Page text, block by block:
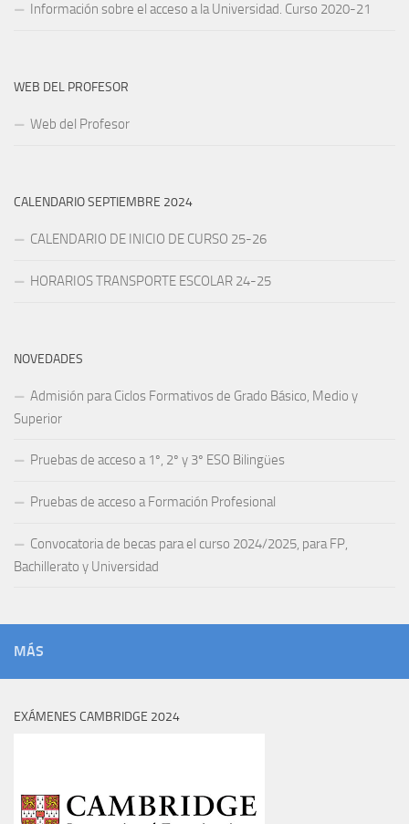
Información sobre el acceso a la Universidad. Curso 2020-21
WEB DEL PROFESOR
Web del Profesor
CALENDARIO SEPTIEMBRE 2024
CALENDARIO DE INICIO DE CURSO 25-26
HORARIOS TRANSPORTE ESCOLAR 24-25
NOVEDADES
Admisión para Ciclos Formativos de Grado Básico, Medio y
Superior
Pruebas de acceso a 1º, 2º y 3º ESO Bilingües
Pruebas de acceso a Formación Profesional
Convocatoria de becas para el curso 2024/2025, para FP,
Bachillerato y Universidad
MÁS
EXÁMENES CAMBRIDGE 2024